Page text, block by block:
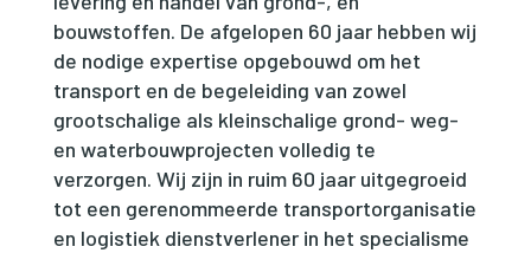
bouwstoffen. De afgelopen 60 jaar hebben wij
de nodige expertise opgebouwd om het
transport en de begeleiding van zowel
grootschalige als kleinschalige grond- weg-
en waterbouwprojecten volledig te
verzorgen. Wij zijn in ruim 60 jaar uitgegroeid
tot een gerenommeerde transportorganisatie
en logistiek dienstverlener in het specialisme